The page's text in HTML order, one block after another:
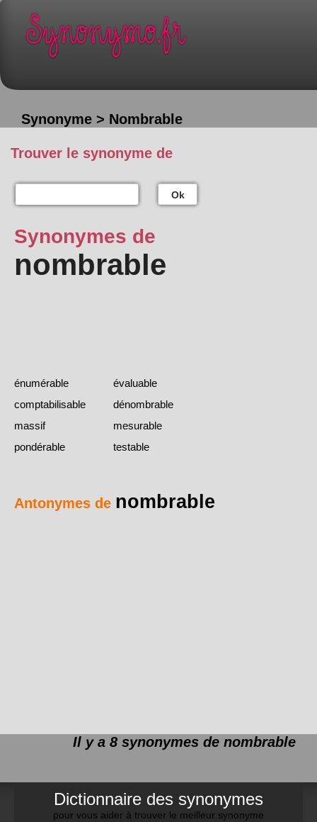
Synonyme > Nombrable
Trouver le synonyme de
Ok
Synonymes de
nombrable
énumérable
évaluable
comptabilisable
dénombrable
massif
mesurable
pondérable
testable
Antonymes de nombrable
Il y a 8 synonymes de nombrable
Dictionnaire des synonymes
pour vous aider à trouver le meilleur synonyme